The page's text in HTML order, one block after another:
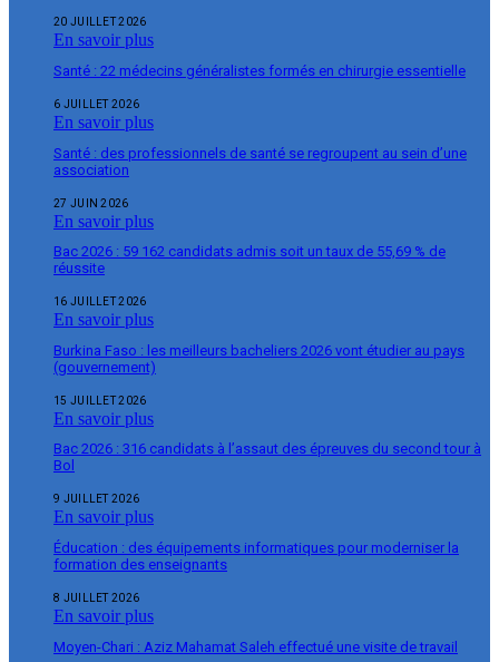
20 JUILLET 2026
En savoir plus
Santé : 22 médecins généralistes formés en chirurgie essentielle
6 JUILLET 2026
En savoir plus
Santé : des professionnels de santé se regroupent au sein d’une
association
27 JUIN 2026
En savoir plus
Bac 2026 : 59 162 candidats admis soit un taux de 55,69 % de
réussite
16 JUILLET 2026
En savoir plus
Burkina Faso : les meilleurs bacheliers 2026 vont étudier au pays
(gouvernement)
15 JUILLET 2026
En savoir plus
Bac 2026 : 316 candidats à l’assaut des épreuves du second tour à
Bol
9 JUILLET 2026
En savoir plus
Éducation : des équipements informatiques pour moderniser la
formation des enseignants
8 JUILLET 2026
En savoir plus
Moyen-Chari : Aziz Mahamat Saleh effectué une visite de travail